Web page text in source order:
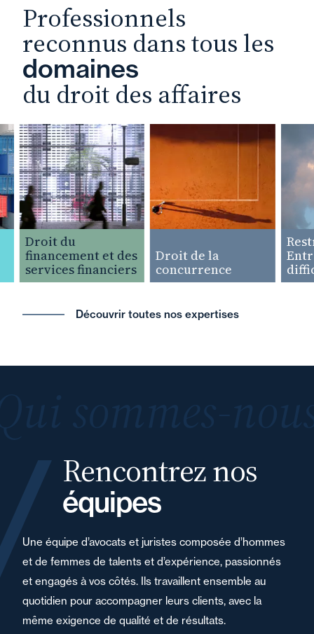
Professionnels
reconnus dans tous les
domaines
du droit des affaires
Droit du
financement et des
services financiers
Droit de la
concurrence
Découvrir toutes nos expertises
Rencontrez nos
équipes
Une équipe d’avocats et juristes composée d’hommes
et de femmes de talents et d’expérience, passionnés
et engagés à vos côtés. Ils travaillent ensemble au
quotidien pour accompagner leurs clients, avec la
même exigence de qualité et de résultats.